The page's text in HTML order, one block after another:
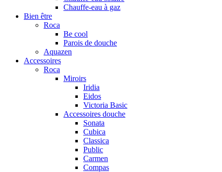
Chauffe-eau à gaz
Bien être
Roca
Be cool
Parois de douche
Aquazen
Accessoires
Roca
Miroirs
Iridia
Eidos
Victoria Basic
Accessoires douche
Sonata
Cubica
Classica
Public
Carmen
Compas